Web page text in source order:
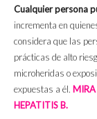
Cualquier persona
incrementa en
considera que las
prácticas de alto
microheridas o
expuestas a él. MIRA
HEPATITIS B.